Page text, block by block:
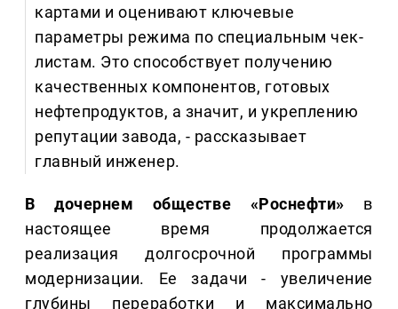
картами и оценивают ключевые
параметры режима по специальным чек-
листам. Это способствует получению
качественных компонентов, готовых
нефтепродуктов, а значит, и укреплению
репутации завода, - рассказывает
главный инженер.
В дочернем обществе «Роснефти» в
настоящее время продолжается
реализация долгосрочной программы
модернизации. Ее задачи - увеличение
глубины переработки и максимально